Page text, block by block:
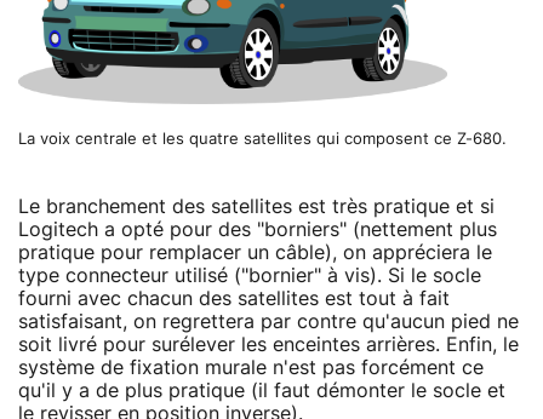
La voix centrale et les quatre satellites qui composent ce Z-680.
Le branchement des satellites est très pratique et si
Logitech a opté pour des "borniers" (nettement plus
pratique pour remplacer un câble), on appréciera le
type connecteur utilisé ("bornier" à vis). Si le socle
fourni avec chacun des satellites est tout à fait
satisfaisant, on regrettera par contre qu'aucun pied ne
soit livré pour surélever les enceintes arrières. Enfin, le
système de fixation murale n'est pas forcément ce
qu'il y a de plus pratique (il faut démonter le socle et
le revisser en position inverse).